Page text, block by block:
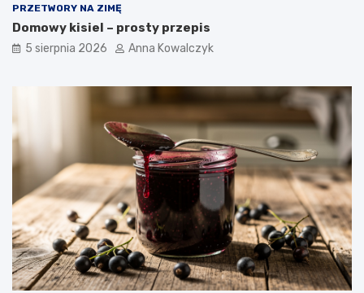
PRZETWORY NA ZIMĘ
Domowy kisiel – prosty przepis
5 sierpnia 2026 Anna Kowalczyk